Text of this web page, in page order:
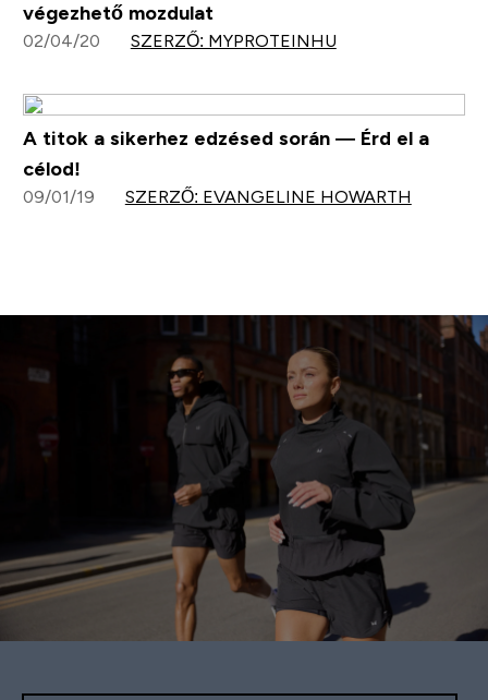
végezhető mozdulat
02/04/20 SZERZŐ: MYPROTEINHU
A titok a sikerhez edzésed során — Érd el a
célod!
09/01/19 SZERZŐ: EVANGELINE HOWARTH